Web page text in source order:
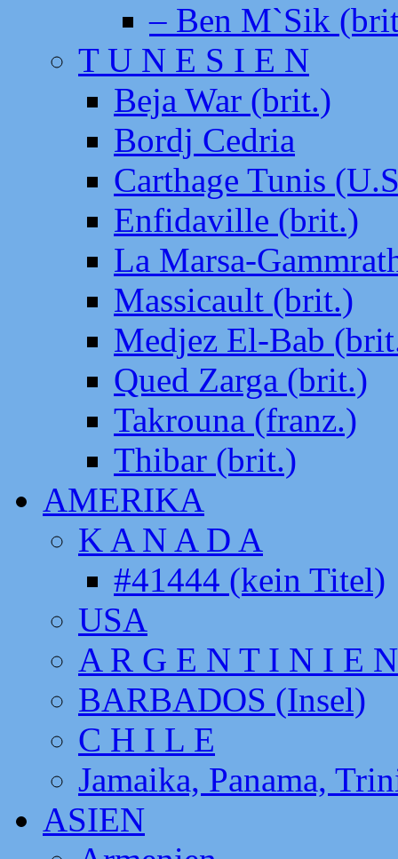
– Ben M`Sik
T U N E S I E N
Beja War (brit.)
Bordj Cedria
Carthage Tunis
Enfidaville (brit.)
La Marsa-
Massicault (brit.)
Medjez El-Bab
Qued Zarga (brit.)
Takrouna (franz.)
Thibar (brit.)
AMERIKA
K A N A D A
#41444 (kein Titel)
USA
A R G E N T I N I E N
BARBADOS (Insel)
C H I L E
Jamaika, Panama,
ASIEN